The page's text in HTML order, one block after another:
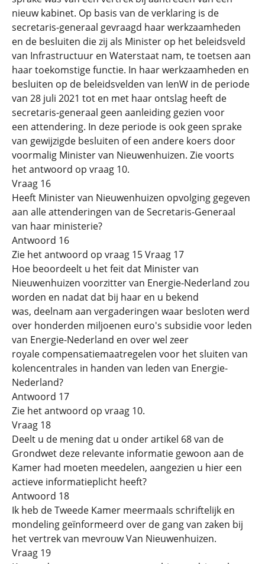
nieuw kabinet. Op basis van de verklaring is de
secretaris-generaal gevraagd haar werkzaamheden
en de besluiten die zij als Minister op het beleidsveld
van Infrastructuur en Waterstaat nam, te toetsen aan
haar toekomstige functie. In haar werkzaamheden en
besluiten op de beleidsvelden van IenW in de periode
van 28 juli 2021 tot en met haar ontslag heeft de
secretaris-generaal geen aanleiding gezien voor
een attendering. In deze periode is ook geen sprake
van gewijzigde besluiten of een andere koers door
voormalig Minister van Nieuwenhuizen. Zie voorts
het antwoord op vraag 10.
Vraag 16
Heeft Minister van Nieuwenhuizen opvolging gegeven
aan alle attenderingen van de Secretaris-Generaal
van haar ministerie?
Antwoord 16
Zie het antwoord op vraag 15 Vraag 17
Hoe beoordeelt u het feit dat Minister van
Nieuwenhuizen voorzitter van Energie-Nederland zou
worden en nadat dat bij haar en u bekend
was, deelnam aan vergaderingen waar besloten werd
over honderden miljoenen euro's subsidie voor leden
van Energie-Nederland en over wel zeer
royale compensatiemaatregelen voor het sluiten van
kolencentrales in handen van leden van Energie-
Nederland?
Antwoord 17
Zie het antwoord op vraag 10.
Vraag 18
Deelt u de mening dat u onder artikel 68 van de
Grondwet deze relevante informatie gewoon aan de
Kamer had moeten meedelen, aangezien u hier een
actieve informatieplicht heeft?
Antwoord 18
Ik heb de Tweede Kamer meermaals schriftelijk en
mondeling geïnformeerd over de gang van zaken bij
het vertrek van mevrouw Van Nieuwenhuizen.
Vraag 19